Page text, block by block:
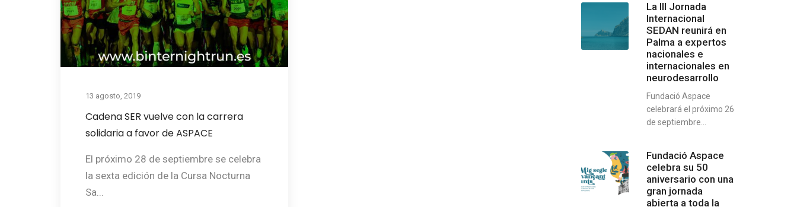
13 agosto, 2019
Cadena SER vuelve con la carrera
solidaria a favor de ASPACE
El próximo 28 de septiembre se celebra
la sexta edición de la Cursa Nocturna
Sa...
La III Jornada
Internacional
SEDAN reunirá en
Palma a expertos
nacionales e
internacionales en
neurodesarrollo
Fundació Aspace
celebrará el próximo 26
de septiembre...
Fundació Aspace
celebra su 50
aniversario con una
gran jornada
abierta a toda la